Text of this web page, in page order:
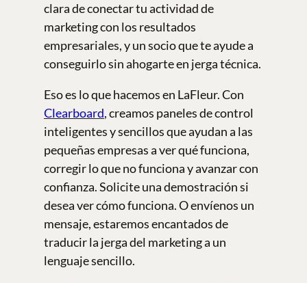
clara de conectar tu actividad de
marketing con los resultados
empresariales, y un socio que te ayude a
conseguirlo sin ahogarte en jerga técnica.
Eso es lo que hacemos en LaFleur. Con
Clearboard, creamos paneles de control
inteligentes y sencillos que ayudan a las
pequeñas empresas a ver qué funciona,
corregir lo que no funciona y avanzar con
confianza. Solicite una demostración si
desea ver cómo funciona. O envíenos un
mensaje, estaremos encantados de
traducir la jerga del marketing a un
lenguaje sencillo.